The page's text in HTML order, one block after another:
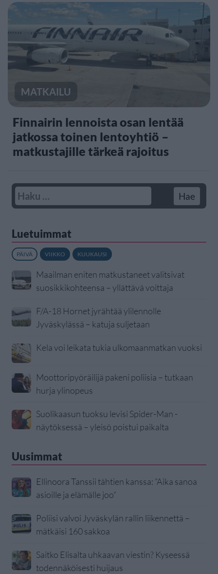
MATKAILU
Finnairin lennoista osan lentää
jatkossa toinen lentoyhtiö –
matkustajille tärkeä rajoitus
Luetuimmat
PÄIVÄ VIIKKO KUUKAUSI
Maailman eniten matkustaneet valitsivat
suosikkikohteensa – yllättävä voittaja
F/A-18 Hornet jyrähtää ylilennolle
Jyväskylässä – katuja suljetaan
Kela voi leikata tukia ulkomaanmatkan vuoksi
Moottoripyöräilijä pakeni poliisia – tutkaan
hurja ylinopeus
Suolikaasun tuoksu levisi Spider-Man -
näytöksessä – yleisö poistui paikalta
Uusimmat
Ellinoora Tanssii tähtien kanssa: ”Aika sanoa
asioille ja elämälle joo”
Poliisi valvoi Jyväskylän rallin liikennettä –
mätkäisi 160 sakkoa
Saitko Elisalta uhkaavan viestin? Kyseessä
todennäköisesti huijaus